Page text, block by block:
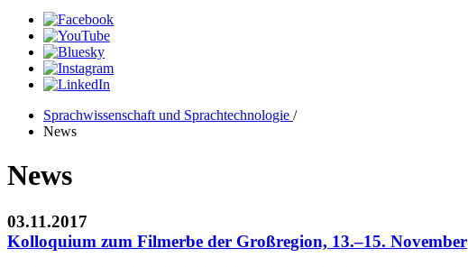
Sprachwissenschaft und Sprachtechnologie /
News
News
03.11.2017
Kolloquium zum Filmerbe der Großregion, 13.–15. November